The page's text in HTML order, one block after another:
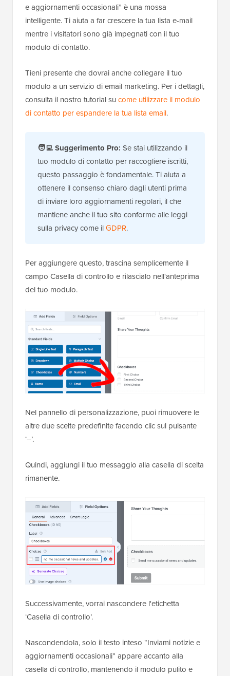
e aggiornamenti occasionali” è una mossa
intelligente. Ti aiuta a far crescere la tua lista e-mail
mentre i visitatori sono già impegnati con il tuo
modulo di contatto.
Tieni presente che dovrai anche collegare il tuo
modulo a un servizio di email marketing. Per i dettagli,
consulta il nostro tutorial su come utilizzare il modulo
di contatto per espandere la tua lista email.
🧑‍💻Suggerimento Pro: Se stai utilizzando il
tuo modulo di contatto per raccogliere iscritti,
questo passaggio è fondamentale. Ti aiuta a
ottenere il consenso chiaro dagli utenti prima
di inviare loro aggiornamenti regolari, il che
mantiene anche il tuo sito conforme alle leggi
sulla privacy come ilGDPR.
Per aggiungere questo, trascina semplicemente il
campo Casella di controllo e rilascialo nell'anteprima
del tuo modulo.
Nel pannello di personalizzazione, puoi rimuovere le
altre due scelte predefinite facendo clic sul pulsante
‘–’.
Quindi, aggiungi il tuo messaggio alla casella di scelta
rimanente.
Successivamente, vorrai nascondere l'etichetta
‘Casella di controllo’.
Nascondendola, solo il testo inteso “Inviami notizie e
aggiornamenti occasionali” appare accanto alla
casella di controllo, mantenendo il modulo pulito e